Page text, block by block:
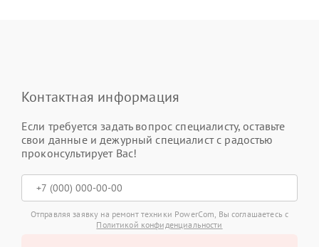
Контактная информация
Если требуется задать вопрос специалисту, оставьте
свои данные и дежурный специалист с радостью
проконсультирует Вас!
Отправляя заявку на ремонт техники PowerCom, Вы соглашаетесь с
Политикой конфиденциальности